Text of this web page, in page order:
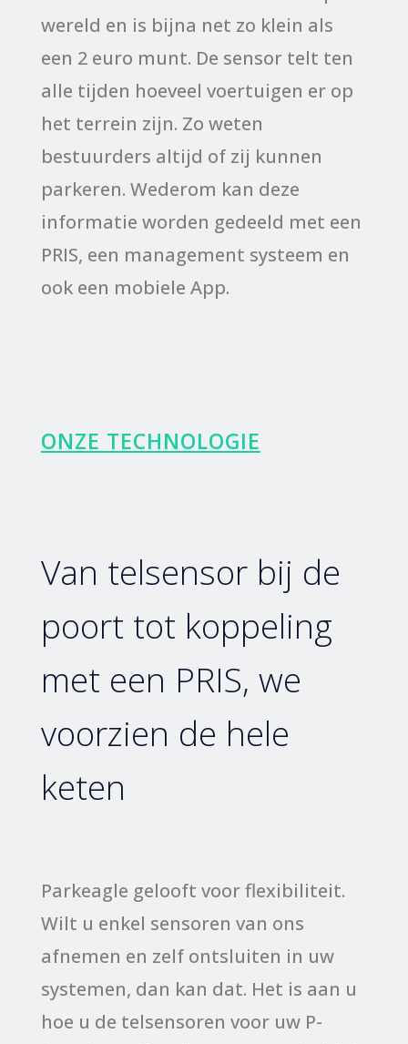
wereld en is bijna net zo klein als
een 2 euro munt. De sensor telt ten
alle tijden hoeveel voertuigen er op
het terrein zijn. Zo weten
bestuurders altijd of zij kunnen
parkeren. Wederom kan deze
informatie worden gedeeld met een
PRIS, een management systeem en
ook een mobiele App.
ONZE TECHNOLOGIE
Van telsensor bij de
poort tot koppeling
met een PRIS, we
voorzien de hele
keten
Parkeagle gelooft voor flexibiliteit.
Wilt u enkel sensoren van ons
afnemen en zelf ontsluiten in uw
systemen, dan kan dat. Het is aan u
hoe u de telsensoren voor uw P-